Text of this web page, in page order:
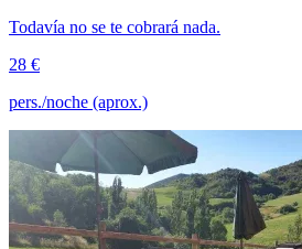
Todavía no se te cobrará nada.
28 €
pers./noche (aprox.)